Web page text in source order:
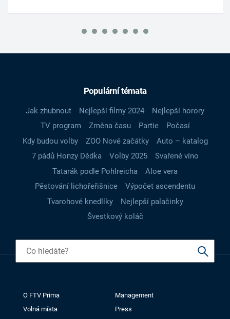
Populární témata
Jak zhubnout Nejlepší filmy 2024
Nejlepší horory
TV program
Změna času Partie
Počasí
Kdy budou volby
ZOO Nové začátky
Auto – katalog
7 pádů Honzy Dědka
Volby 2025
Svařené víno
Tatarák podle Pohlreicha
Aloe vera
Pěstování lichořeřišnice
Výpočet ascendentu
Tvarohové knedlíky
Nejlepší palačinky
Švestkový koláč
O FTV Prima
Management
Volná místa
Press